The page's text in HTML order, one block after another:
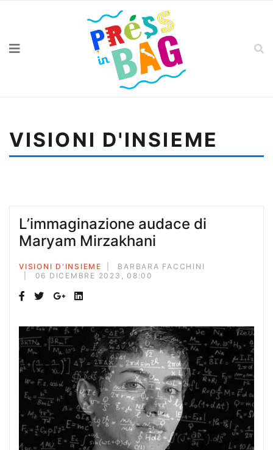
VISIONI D'INSIEME
L’immaginazione audace di
Maryam Mirzakhani
VISIONI D'INSIEME
BARBARA FACCHINI
06 DICEMBRE 2023, 08:00